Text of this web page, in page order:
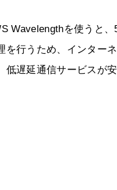
Wavelengthを使うと
を行うため、インター
低遅延通信サービスが